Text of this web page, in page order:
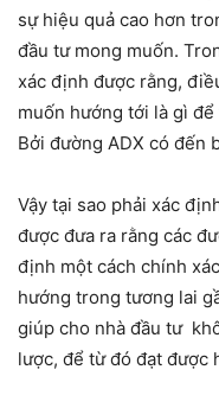
sự hiệu quả cao hơn
đầu tư mong muốn.
xác định được rằng,
muốn hướng tới là gì
Bởi đường ADX có đến
Vậy tại sao phải xác
được đưa ra rằng các
định một cách chính
hướng trong tương lai
giúp cho nhà đầu tư
lược, để từ đó đạt được